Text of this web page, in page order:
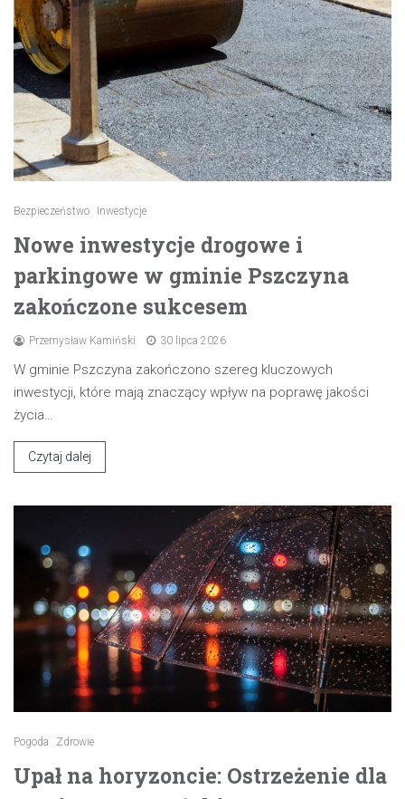
Bezpieczeństwo Inwestycje
Nowe inwestycje drogowe i
parkingowe w gminie Pszczyna
zakończone sukcesem
Przemysław Kamiński 30 lipca 2026
W gminie Pszczyna zakończono szereg kluczowych
inwestycji, które mają znaczący wpływ na poprawę jakości
życia…
Czytaj dalej
Pogoda Zdrowie
Upał na horyzoncie: Ostrzeżenie dla